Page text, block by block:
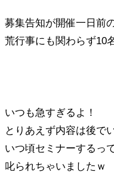
募集告知が開催一日前
荒行事にも関わらず10
いつも急すぎるよ！
とりあえず内容は後で
いつ頃セミナーするっ
叱られちゃいましたｗ